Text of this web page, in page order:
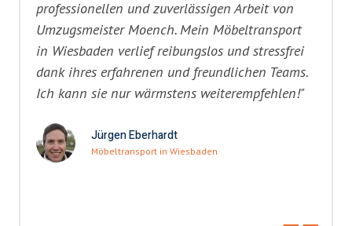
professionellen und zuverlässigen Arbeit von
Umzugsmeister Moench. Mein Möbeltransport
in Wiesbaden verlief reibungslos und stressfrei
dank ihres erfahrenen und freundlichen Teams.
Ich kann sie nur wärmstens weiterempfehlen!"
Jürgen Eberhardt
Möbeltransport in Wiesbaden